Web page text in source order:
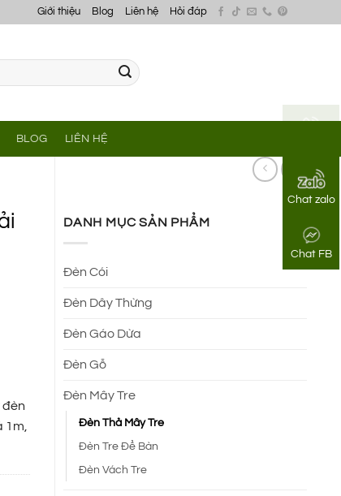
Chat zalo
Chat FB
Giới thiệu Blog Liên hệ Hỏi đáp
BLOG LIÊN HỆ
DANH MỤC SẢN PHẨM
Đèn Cói
Đèn Dây Thừng
Đèn Gáo Dừa
Đèn Gỗ
Đèn Mây Tre
Đèn Thả Mây Tre
Đèn Tre Để Bàn
Đèn Vách Tre
đèn
1m,